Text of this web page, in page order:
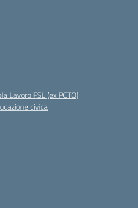
Lavoro FSL (ex PCTO)
civica